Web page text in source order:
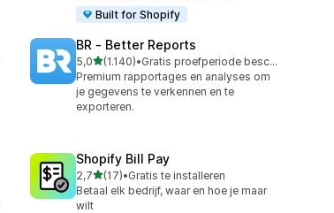
Built for Shopify
BR ‑ Better Reports
5,0van 5 sterren
(1.140)
1140 recensies in totaal
•
Gratis proefperiode beschikbaar
Premium rapportages en analyses om
je gegevens te verkennen en te
exporteren.
Shopify Bill Pay
2,7van 5 sterren
(17)
17 recensies in totaal
•Gratis te installeren
Betaal elk bedrijf, waar en hoe je maar
wilt